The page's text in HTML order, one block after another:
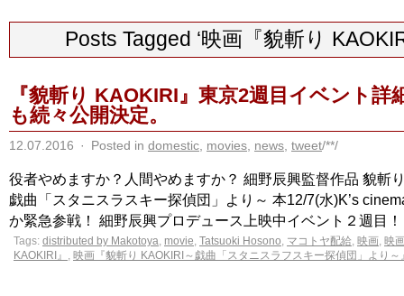
Posts Tagged ‘映画『貌斬り
『貌斬り KAOKIRI』東京2週目イベント詳
も続々公開決定。
12.07.2016 · Posted in domestic movies news tweet/**/
役者やめますか？人間やめますか？ 細野辰興監督作品 貌斬
戯曲「スタニスラスキー探偵団」より～ 本12/7(水)K’s
か緊急参戦！ 細野辰興プロデュース上映中イベント２週目
Tags: distributed by Makotoya, movie, Tatsuoki Hosono, マコトヤ配給, 映画, 映
KAOKIRI』 , 映画『貌斬り KAOKIRI～戯曲「スタニスラフスキー探偵団」より～